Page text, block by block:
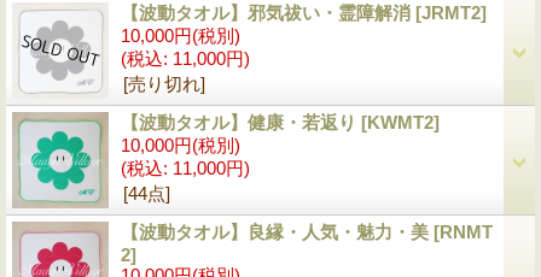
【波動タオル】邪気祓い・霊障解消 [JRMT2]
10,000円(税別)
(税込: 11,000円)
[売り切れ]
【波動タオル】健康・若返り [KWMT2]
10,000円(税別)
(税込: 11,000円)
[44点]
【波動タオル】良縁・人気・魅力・美 [RNMT
2]